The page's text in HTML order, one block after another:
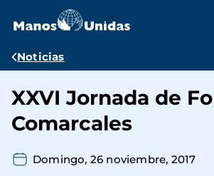
contenido
Ruta
navegación
Noticias
XXVI Jornada de
Comarcales
Domingo, 26 noviembre, 2017